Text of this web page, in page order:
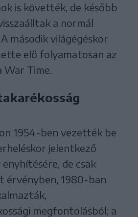
is követték, de később
a normál
második világégéskor
elő folyamatosan az
Time.
1954-ben vezették be
jelentkező
de csak
érvényben, 1980-ban
megfontolásból; a